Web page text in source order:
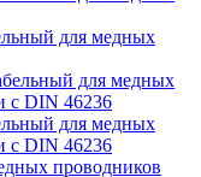
для медных
для медных
с DIN 46236